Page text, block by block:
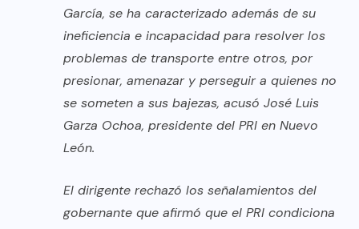
García, se ha caracterizado además de su
ineficiencia e incapacidad para resolver los
problemas de transporte entre otros, por
presionar, amenazar y perseguir a quienes no
se someten a sus bajezas, acusó José Luis
Garza Ochoa, presidente del PRI en Nuevo
León.
El dirigente rechazó los señalamientos del
gobernante que afirmó que el PRI condiciona